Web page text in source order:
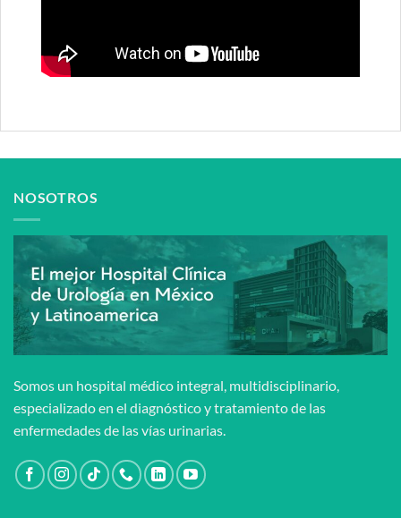
NOSOTROS
Somos un hospital médico integral, multidisciplinario,
especializado en el diagnóstico y tratamiento de las
enfermedades de las vías urinarias.